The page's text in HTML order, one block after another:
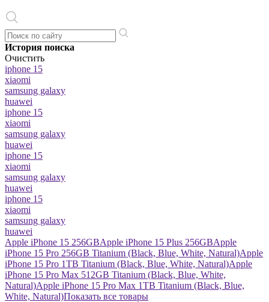
История поиска
Очистить
iphone 15
xiaomi
samsung galaxy
huawei
iphone 15
xiaomi
samsung galaxy
huawei
iphone 15
xiaomi
samsung galaxy
huawei
iphone 15
xiaomi
samsung galaxy
huawei
Apple iPhone 15 256GBApple iPhone 15 Plus 256GBApple
iPhone 15 Pro 256GB Titanium (Black, Blue, White, Natural)Apple
iPhone 15 Pro 1TB Titanium (Black, Blue, White, Natural)Apple
iPhone 15 Pro Max 512GB Titanium (Black, Blue, White,
Natural)Apple iPhone 15 Pro Max 1TB Titanium (Black, Blue,
White, Natural)Показать все товары